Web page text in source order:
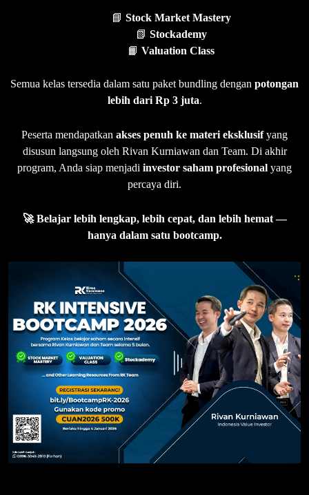
📘 Stock Market Mastery
📗 Stockademy
📙 Valuation Class
Semua kelas tersedia dalam satu paket bundling dengan potongan
lebih dari Rp 3 juta.
Peserta mendapatkan akses penuh ke materi eksklusifyang
disusun langsung oleh Rivan Kurniawan dan Team. Di akhir
program, Anda siap menjadi investor saham profesional yang
percaya diri.
🚀 Belajar lebih lengkap, lebih cepat, dan lebih hemat —
hanya dalam satu bootcamp.